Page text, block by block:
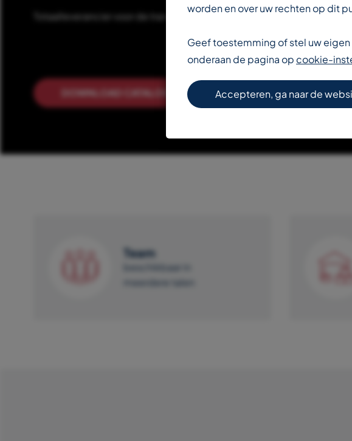
Totaalleverancier voor de transportbandenindustrie
DOWNLOAD CATALOGUS LEES VERDER OVER
Team
beschikbaar in
meerdere talen
worden en over uw rechten op dit
Geef toestemming of stel uw eigen
onderaan de pagina op cookie-
Accepteren, ga naar de